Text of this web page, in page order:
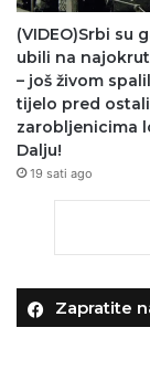
(VIDEO)Srbi su
ubili na
– još živom
tijelo pred
zarobljenicima
Dalju!
19 sati ago
Zapratite